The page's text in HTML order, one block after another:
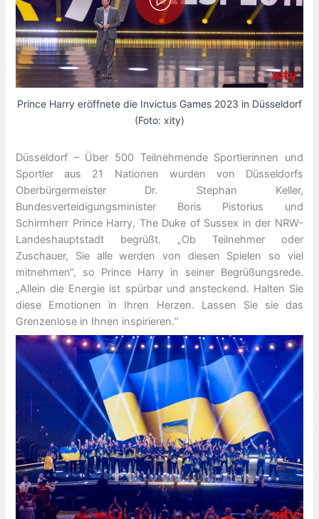
Prince Harry eröffnete die Invictus Games 2023 in Düsseldorf
(Foto: xity)
Düsseldorf – Über 500 Teilnehmende Sportlerinnen und
Sportler aus 21 Nationen wurden von Düsseldorfs
Oberbürgermeister Dr. Stephan Keller,
Bundesverteidigungsminister Boris Pistorius und
Schirmherr Prince Harry, The Duke of Sussex in der NRW-
Landeshauptstadt begrüßt. „Ob Teilnehmer oder
Zuschauer, Sie alle werden von diesen Spielen so viel
mitnehmen“, so Prince Harry in seiner Begrüßungsrede.
„Allein die Energie ist spürbar und ansteckend. Halten Sie
diese Emotionen in Ihren Herzen. Lassen Sie sie das
Grenzenlose in Ihnen inspirieren.“